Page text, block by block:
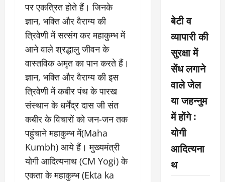
पर एकत्रित होते हैं। जिनके
ज्ञान, भक्ति और वैराग्य की
त्रिवेणी में सत्संग कर महाकुम्भ में
आने वाले श्रद्धालु जीवन के
वास्तविक अमृत का पान करते हैं।
ज्ञान, भक्ति और वैराग्य की इस
त्रिवेणी में कबीर पंथ के पारख
संस्थान के धर्मेंद्र दास जी संत
कबीर के विचारों को जन-जन तक
पहुंचाने महाकुम्भ में(Maha
Kumbh) आये हैं। मुख्यमंत्री
योगी आदित्यनाथ (CM Yogi) के
एकता के महाकुम्भ (Ekta ka
बेटी व
व्यापारी की
सुरक्षा में
सेंध लगाने
वाले जेल
या जहन्नुम
में होंगे :
योगी
आदित्यना
थ